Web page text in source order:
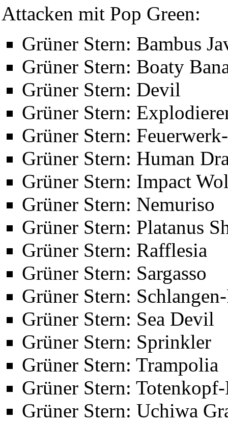
Attacken mit Pop Green:
Grüner Stern: Bambus
Grüner Stern: Boaty
Grüner Stern: Devil
Grüner Stern:
Grüner Stern:
Grüner Stern: Human
Grüner Stern: Impact
Grüner Stern: Nemuriso
Grüner Stern: Platanus
Grüner Stern: Rafflesia
Grüner Stern: Sargasso
Grüner Stern:
Grüner Stern: Sea Devil
Grüner Stern: Sprinkler
Grüner Stern: Trampolia
Grüner Stern:
Grüner Stern: Uchiwa